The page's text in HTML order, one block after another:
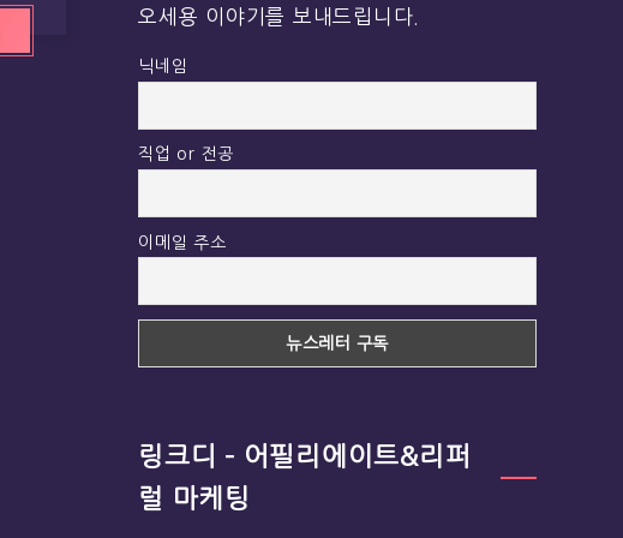
오세용 이야기를 보내드립니다.
닉네임
직업 or 전공
이메일 주소
링크디 – 어필리에이트&리퍼
럴 마케팅